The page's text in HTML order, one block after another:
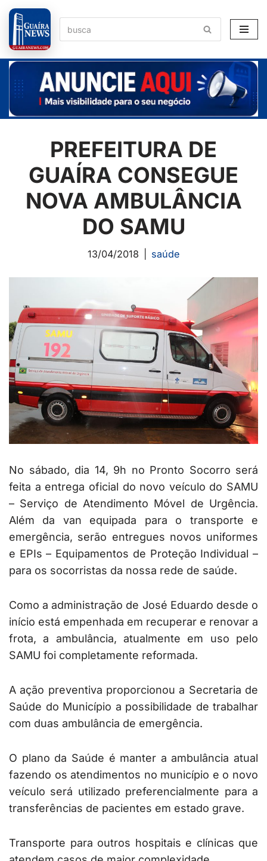
Pular
para
o
conteúdo
PREFEITURA DE
GUAÍRA CONSEGUE
NOVA AMBULÂNCIA
DO SAMU
13/04/2018 saúde
No sábado, dia 14, 9h no Pronto Socorro será
feita a entrega oficial do novo veículo do SAMU
– Serviço de Atendimento Móvel de Urgência.
Além da van equipada para o transporte e
emergência, serão entregues novos uniformes
e EPIs – Equipamentos de Proteção Individual –
para os socorristas da nossa rede de saúde.
Como a administração de José Eduardo desde o
início está empenhada em recuperar e renovar a
frota, a ambulância, atualmente em uso pelo
SAMU foi completamente reformada.
A ação preventiva proporcionou a Secretaria de
Saúde do Município a possibilidade de trabalhar
com duas ambulância de emergência.
O plano da Saúde é manter a ambulância atual
fazendo os atendimentos no município e o novo
veículo será utilizado preferencialmente para a
transferências de pacientes em estado grave.
Transporte para outros hospitais e clínicas que